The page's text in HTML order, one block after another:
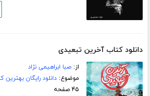
دانلود کتاب آخرین تبعیدی
از:صبا ابراهیمی نژاد
موضوع:دانلود رایگان
۴۵ صفحه